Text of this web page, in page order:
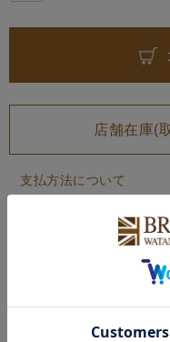
店舗在庫(
支払方法について
配送・送料について